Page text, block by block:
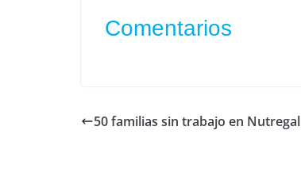
Comentarios
50 familias sin trabajo en Nutregal